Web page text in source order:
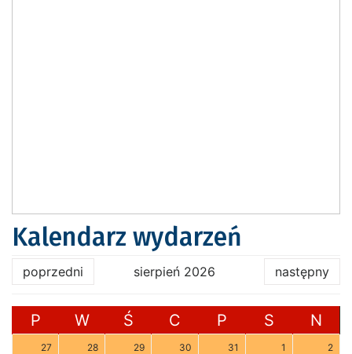
Kalendarz wydarzeń
poprzedni sierpień 2026 następny
P W Ś C P S N
27 28 29 30 31 1 2